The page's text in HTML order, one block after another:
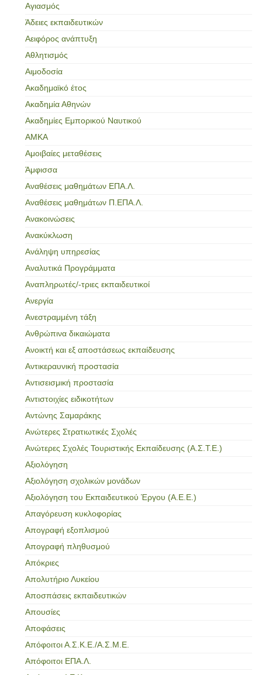
Αγιασμός
Άδειες εκπαιδευτικών
Αειφόρος ανάπτυξη
Αθλητισμός
Αιμοδοσία
Ακαδημαϊκό έτος
Ακαδημία Αθηνών
Ακαδημίες Εμπορικού Ναυτικού
ΑΜΚΑ
Αμοιβαίες μεταθέσεις
Άμφισσα
Αναθέσεις μαθημάτων ΕΠΑ.Λ.
Αναθέσεις μαθημάτων Π.ΕΠΑ.Λ.
Ανακοινώσεις
Ανακύκλωση
Ανάληψη υπηρεσίας
Αναλυτικά Προγράμματα
Αναπληρωτές/-τριες εκπαιδευτικοί
Ανεργία
Ανεστραμμένη τάξη
Ανθρώπινα δικαιώματα
Ανοικτή και εξ αποστάσεως εκπαίδευσης
Αντικεραυνική προστασία
Αντισεισμική προστασία
Αντιστοιχίες ειδικοτήτων
Αντώνης Σαμαράκης
Ανώτερες Στρατιωτικές Σχολές
Ανώτερες Σχολές Τουριστικής Εκπαίδευσης (Α.Σ.Τ.Ε.)
Αξιολόγηση
Αξιολόγηση σχολικών μονάδων
Αξιολόγηση του Εκπαιδευτικού Έργου (Α.Ε.Ε.)
Απαγόρευση κυκλοφορίας
Απογραφή εξοπλισμού
Απογραφή πληθυσμού
Απόκριες
Απολυτήριο Λυκείου
Αποσπάσεις εκπαιδευτικών
Απουσίες
Αποφάσεις
Απόφοιτοι Α.Σ.Κ.Ε./Α.Σ.Μ.Ε.
Απόφοιτοι ΕΠΑ.Λ.